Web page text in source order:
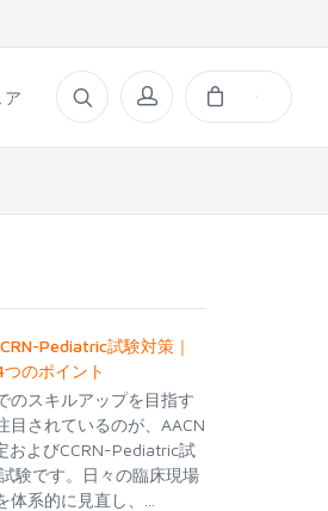
ア
Pediatric試験対策｜
のポイント
のスキルアップを目指す
目されているのが、AACN
およびCCRN-Pediatric試
験です。日々の臨床現場
系的に見直し、...